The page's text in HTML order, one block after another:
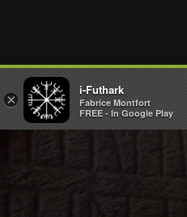
×
i-Futhark
Fabrice Montfort
FREE - In Google Play